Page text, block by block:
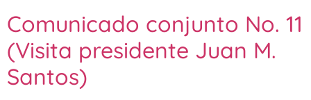
Comunicado conjunto No. 11
(Visita presidente Juan M.
Santos)